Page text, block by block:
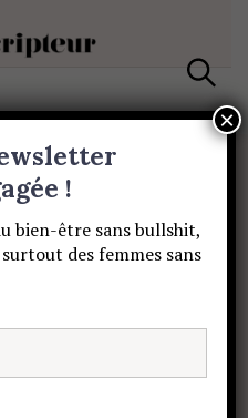
Le Prescripteur
e
a
microde
:une
!
bien-être sans bullshit,
des femmes sans
×